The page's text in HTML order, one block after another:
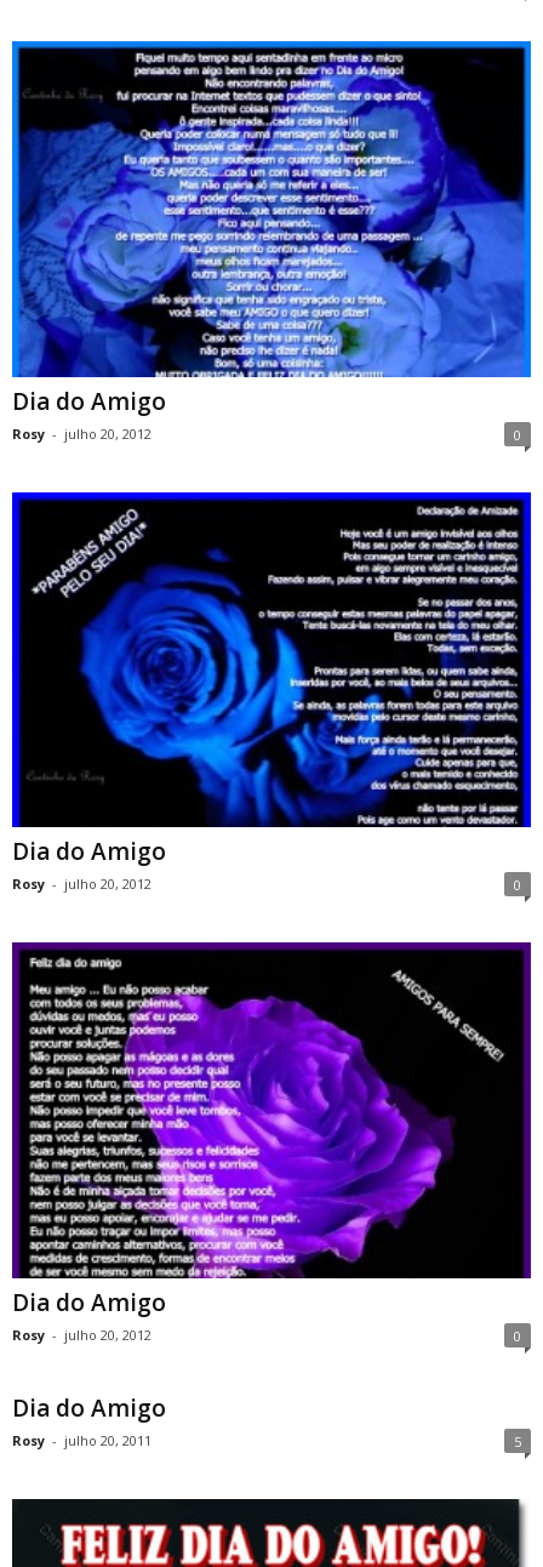
Dia do Amigo
Rosy - julho 20, 2012 0
Dia do Amigo
Rosy - julho 20, 2012 0
Dia do Amigo
Rosy - julho 20, 2012 0
Dia do Amigo
Rosy - julho 20, 2011 5